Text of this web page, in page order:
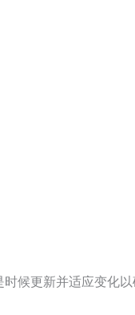
候更新并适应变化以